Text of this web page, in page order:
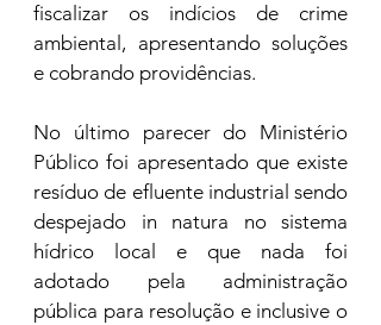
fiscalizar os indícios de crime
ambiental, apresentando soluções
e cobrando providências.
No último parecer do Ministério
Público foi apresentado que existe
resíduo de efluente industrial sendo
despejado in natura no sistema
hídrico local e que nada foi
adotado pela administração
pública para resolução e inclusive o